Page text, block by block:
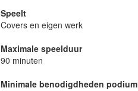
Speelt
Covers en eigen werk
Maximale speelduur
90 minuten
Minimale benodigdheden podium